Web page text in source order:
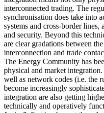
interconnected trading. The
synchronisation does take into
systems and cross-border
and secu­rity. Beyond this
are clear gradations between
inter­connection and trade
The Energy Community has
physical and market
well as network codes (i.e. the
become increasingly
integration are also getting
technically and operatively